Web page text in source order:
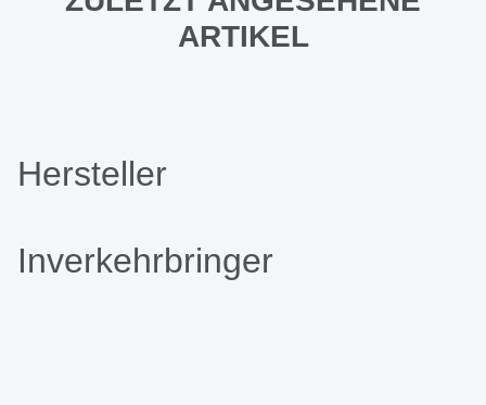
ARTIKEL
Hersteller
Inverkehrbringer